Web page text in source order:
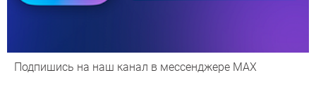
Подпишись на наш канал в мессенджере МАХ